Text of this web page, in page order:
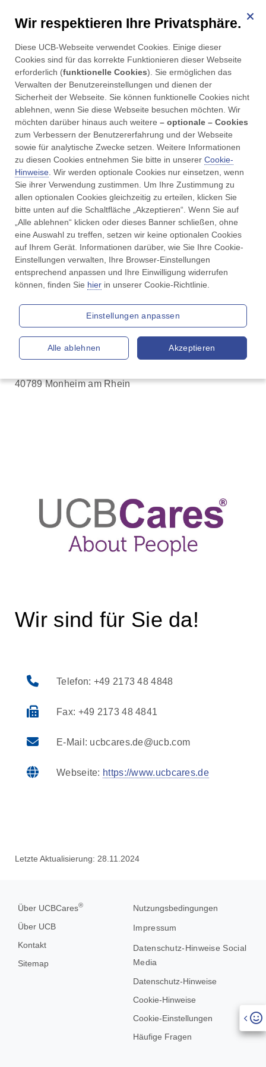
für Restless Legs Syndrom
Menü
UCBCares Kontakt
Kontakt
Haben Sie Fragen zum Restless Legs Syndrom? Sie
erreichen unser UCBCares ®-Team einfach und direkt
über die unten aufgeführten Kontaktdaten. Ihr
Anliegen wird von uns stets vertraulich behandelt.
individuellen Therapie weder beantworten können
noch dürfen – das kann nur Ihr behandelnder Arzt.
UCB Pharma GmbH
40789 Monheim am Rhein
Wir sind für Sie da!
Telefon: +49 2173 48 4848
Fax: +49 2173 48 4841
E-Mail: ucbcares.de@ucb.com
Webseite: https://www.ucbcares.de
Letzte Aktualisierung: 28.11.2024
Über UCBCares®
Über UCB
Kontakt
Sitemap
Nutzungsbedingungen
Impressum
Datenschutz-Hinweise Social
Media
Datenschutz-Hinweise
Cookie-Hinweise
Cookie-Einstellungen
Häufige Fragen
Wir respektieren Ihre Privatsphäre.
Diese UCB-Webseite verwendet Cookies. Einige dieser
Cookies sind für das korrekte Funktionieren dieser Webseite
erforderlich (funktionelle Cookies). Sie ermöglichen das
Verwalten der Benutzereinstellungen und dienen der
Sicherheit der Webseite. Sie können funktionelle Cookies nicht
ablehnen, wenn Sie diese Webseite besuchen möchten. Wir
möchten darüber hinaus auch weitere – optionale – Cookies
zum Verbessern der Benutzererfahrung und der Webseite
sowie für analytische Zwecke setzen. Weitere Informationen
zu diesen Cookies entnehmen Sie bitte in unserer Cookie-
Hinweise . Wir werden optionale Cookies nur einsetzen, wenn
Sie ihrer Verwendung zustimmen. Um Ihre Zustimmung zu
allen optionalen Cookies gleichzeitig zu erteilen, klicken Sie
bitte unten auf die Schaltfläche „Akzeptieren“. Wenn Sie auf
„Alle ablehnen“ klicken oder dieses Banner schließen, ohne
eine Auswahl zu treffen, setzen wir keine optionalen Cookies
auf Ihrem Gerät. Informationen darüber, wie Sie Ihre Cookie-
Einstellungen verwalten, Ihre Browser-Einstellungen
entsprechend anpassen und Ihre Einwilligung widerrufen
können, finden Sie hier in unserer Cookie-Richtlinie.
Alle ablehnen
Einstellungen anpassen
Akzeptieren